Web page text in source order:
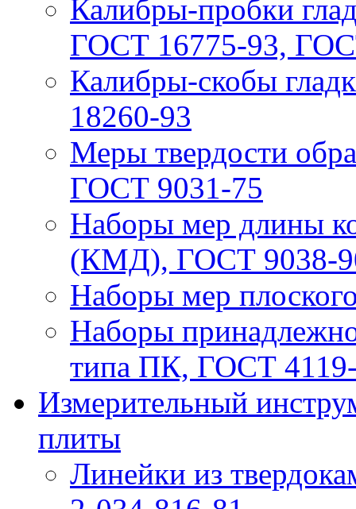
Калибры-пробки
ГОСТ 16775-93,
Калибры-скобы
18260-93
Меры твердости
ГОСТ 9031-75
Наборы мер длины
(КМД), ГОСТ 9038-
Наборы мер
Наборы
типа ПК, ГОСТ
Измерительный
плиты
Линейки из